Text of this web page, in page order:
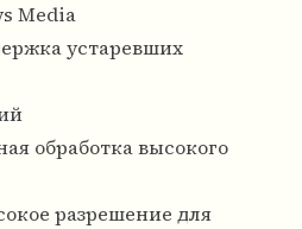
Media
устаревших
обработка высокого
разрешение для